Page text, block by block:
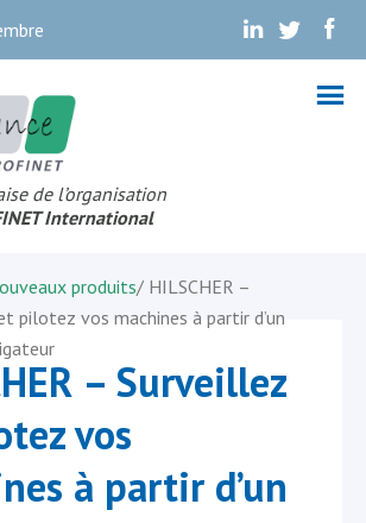
. . .
de l’organisation
International
produits/ HILSCHER –
pilotez vos machines à partir d’un
– Surveillez
vos
à partir d’un